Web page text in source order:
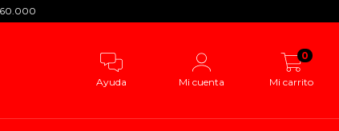
Ayuda Mi cuenta Mi carrito
0